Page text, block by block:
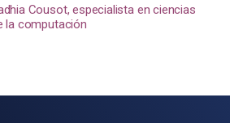
Cousot, especialista en ciencias
la computación